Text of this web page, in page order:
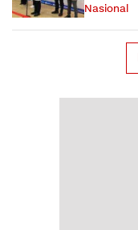
Nasional